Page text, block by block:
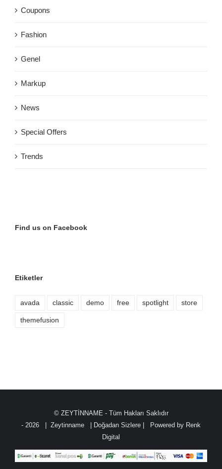
Coupons
Fashion
Genel
Markup
News
Special Offers
Trends
Find us on Facebook
Etiketler
avada classic demo free spotlight store
themefusion
© ZEYTİNNAME - Tüm Hakları Saklıdır
- 2026 | Zeytinname | Doğadan Sizlere | Powered by Renk
Digital